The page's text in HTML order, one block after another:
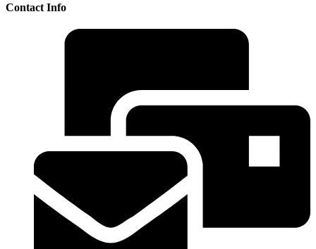
Contact Info